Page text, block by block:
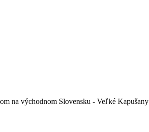
na východnom Slovensku - Veľké Kapušany